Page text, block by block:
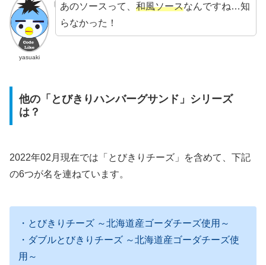
yasuaki
あのソースって、 和風ソースなんですね…知
らなかった！
他の「とびきりハンバーグサンド」シリーズ
は？
2022年02月現在では「とびきりチーズ」を含めて、下記
の6つが名を連ねています。
・とびきりチーズ ～北海道産ゴーダチーズ使用～
・ダブルとびきりチーズ ～北海道産ゴーダチーズ使
用～